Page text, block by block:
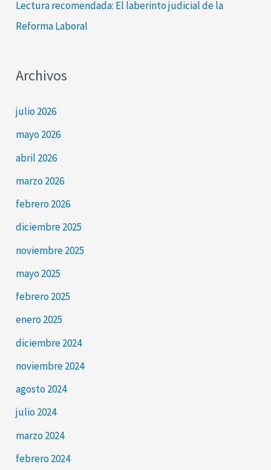
Lectura recomendada: El laberinto judicial de la
Reforma Laboral
Archivos
julio 2026
mayo 2026
abril 2026
marzo 2026
febrero 2026
diciembre 2025
noviembre 2025
mayo 2025
febrero 2025
enero 2025
diciembre 2024
noviembre 2024
agosto 2024
julio 2024
marzo 2024
febrero 2024